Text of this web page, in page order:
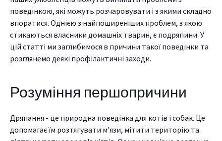
поведінкою, які можуть розчаровувати і з якими складно
впоратися. Однією з найпоширеніших проблем, з якою
стикаються власники домашніх тварин, є подряпини. У
цій статті ми заглибимося в причини такої поведінки та
розглянемо деякі профілактичні заходи.
Розуміння першопричини
Дряпання - це природна поведінка для котів і собак. Це
допомагає їм розтягувати м'язи, мітити територію та